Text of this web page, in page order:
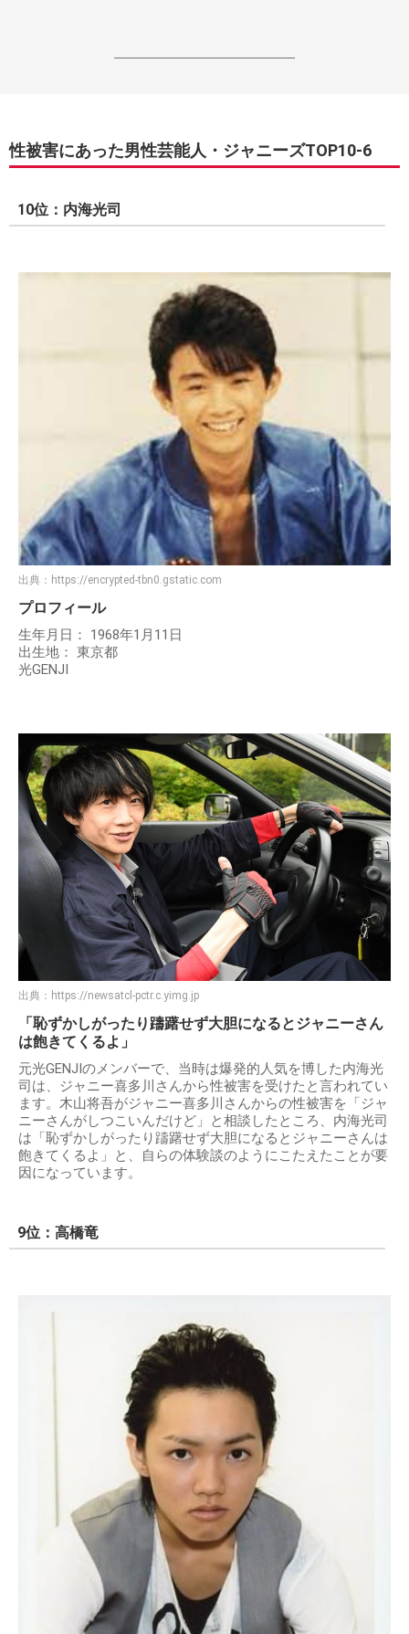
------------------------------------------------------------------
性被害にあった男性芸能人・ジャニーズTOP10-6
10位：内海光司
出典： https://encrypted-tbn0.gstatic.com
プロフィール
生年月日： 1968年1月11日
出生地： 東京都
光GENJI
出典： https://newsatcl-pctr.c.yimg.jp
「恥ずかしがったり躊躇せず大胆になるとジャニーさん
は飽きてくるよ」
元光GENJIのメンバーで、当時は爆発的人気を博した内海光
司は、ジャニー喜多川さんから性被害を受けたと言われてい
ます。木山将吾がジャニー喜多川さんからの性被害を「ジャ
ニーさんがしつこいんだけど」と相談したところ、内海光司
は「恥ずかしがったり躊躇せず大胆になるとジャニーさんは
飽きてくるよ」と、自らの体験談のようにこたえたことが要
因になっています。
9位：高橋竜